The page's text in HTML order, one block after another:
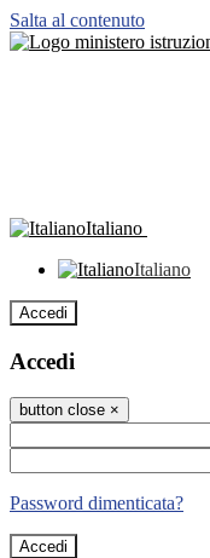
Salta al contenuto
Italiano
Italiano
Accedi
Accedi
button close ×
Password dimenticata?